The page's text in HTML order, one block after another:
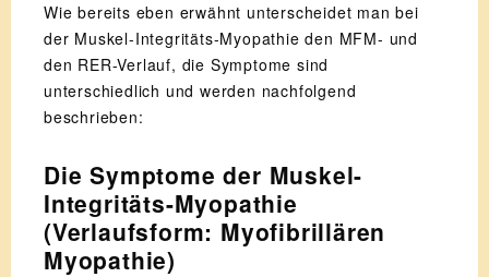
Wie bereits eben erwähnt unterscheidet man bei
der Muskel-Integritäts-Myopathie den MFM- und
den RER-Verlauf, die Symptome sind
unterschiedlich und werden nachfolgend
beschrieben:
Die Symptome der Muskel-
Integritäts-Myopathie
(Verlaufsform: Myofibrillären
Myopathie)